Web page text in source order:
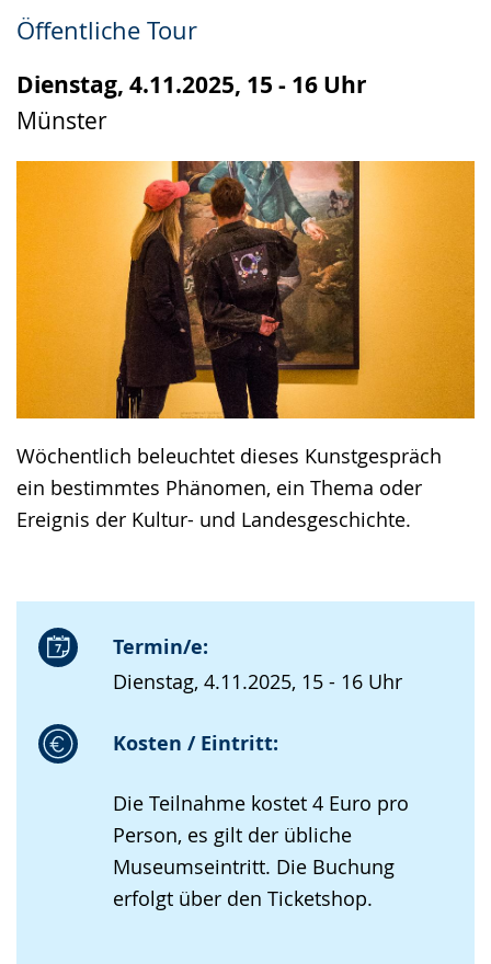
Öffentliche Tour
Dienstag, 4.11.2025, 15 - 16 Uhr
Münster
Wöchentlich beleuchtet dieses Kunstgespräch
ein bestimmtes Phänomen, ein Thema oder
Ereignis der Kultur- und Landesgeschichte.
Termin/e:
Dienstag, 4.11.2025, 15 - 16 Uhr
Kosten / Eintritt:
Die Teilnahme kostet 4 Euro pro
Person, es gilt der übliche
Museumseintritt. Die Buchung
erfolgt über den Ticketshop.
Sprache
wechseln.
Unterstützung.
in
Deutscher
Gebärdensprache
wird